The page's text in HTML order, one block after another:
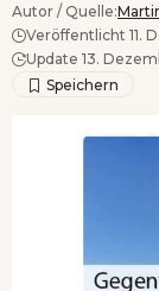
Autor / Quelle:
Veröffentlicht 11.
Update 13.